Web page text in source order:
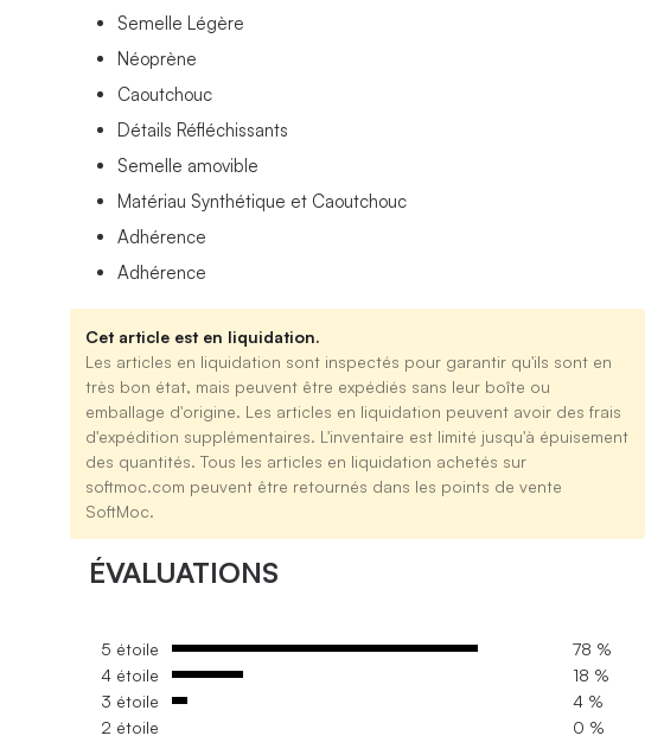
Semelle Légère
Néoprène
Caoutchouc
Détails Réfléchissants
Semelle amovible
Matériau Synthétique et Caoutchouc
Adhérence
Adhérence
Cet article est en liquidation.
Les articles en liquidation sont inspectés pour garantir qu'ils sont en
très bon état, mais peuvent être expédiés sans leur boîte ou
emballage d'origine. Les articles en liquidation peuvent avoir des frais
d'expédition supplémentaires. L'inventaire est limité jusqu'à épuisement
des quantités. Tous les articles en liquidation achetés sur
softmoc.com peuvent être retournés dans les points de vente
SoftMoc.
ÉVALUATIONS
5 étoile
78 %
4 étoile
18 %
3 étoile
4 %
2 étoile
0 %